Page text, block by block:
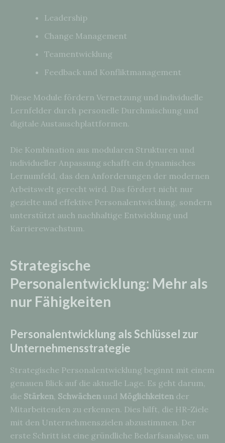
Leadership
Change Management
Teamentwicklung
Feedback und Konfliktmanagement
Diese Module fördern Vernetzung und individuelle
Lernfelder durch personelle Durchmischung und
digitale Austauschplattformen.
Die Kombination aus modularen Strukturen und
individueller Anpassung schafft ein dynamisches
Lernumfeld, das den Anforderungen der modernen
Arbeitswelt gerecht wird. Das fördert nicht nur
gezielte und effektive Personalentwicklung, sondern
unterstützt auch nachhaltige Entwicklung und
Karrierewachstum.
Strategische
Personalentwicklung: Mehr als
nur Fähigkeiten
Personalentwicklung als Schlüssel zur
Unternehmensstrategie
Strategische Personalentwicklung beginnt mit einem
genauen Blick auf die aktuelle Lage. Es geht darum,
die Stärken, Schwächen und Möglichkeiten der
Mitarbeitenden zu erkennen. Dies hilft, die HR-Ziele
mit den Unternehmenszielen abzustimmen. Der
erste Schritt ist eine gründliche Bedarfsanalyse, um